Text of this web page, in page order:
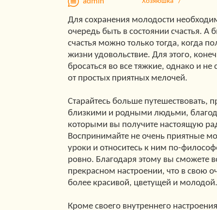
Для сохранения молодости
очередь быть в состоянии счастья. А
счастья можно только тогда, когда
жизни удовольствие. Для этого,
бросаться во все тяжкие, однако и не
от простых приятных мелочей.
Старайтесь больше путешествовать,
близкими и родными людьми,
которыми вы получите настоящую
Воспринимайте не очень приятные
уроки и относитесь к ним по-
ровно. Благодаря этому вы сможете
прекрасном настроении, что в свою
более красивой, цветущей и молодой.
Кроме своего внутреннего